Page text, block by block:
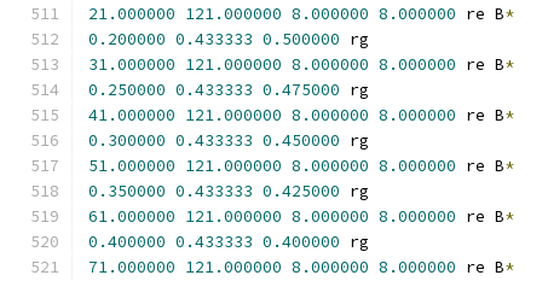
21.000000 121.000000 8.000000 8.000000 re B*
0.200000 0.433333 0.500000 rg
31.000000 121.000000 8.000000 8.000000 re B*
0.250000 0.433333 0.475000 rg
41.000000 121.000000 8.000000 8.000000 re B*
0.300000 0.433333 0.450000 rg
51.000000 121.000000 8.000000 8.000000 re B*
0.350000 0.433333 0.425000 rg
61.000000 121.000000 8.000000 8.000000 re B*
0.400000 0.433333 0.400000 rg
71.000000 121.000000 8.000000 8.000000 re B*